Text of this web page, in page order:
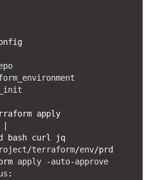
apply
bash curl
jq
/terraform/env/prd
apply -auto-approve
: